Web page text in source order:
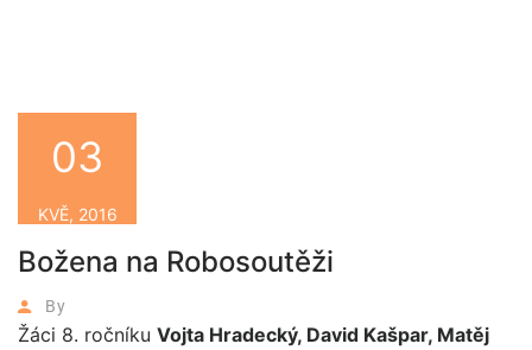
Božena na Robosoutěži
By
03
KVĚ, 2016
Žáci 8. ročníku Vojta Hradecký, David Kašpar, Matěj